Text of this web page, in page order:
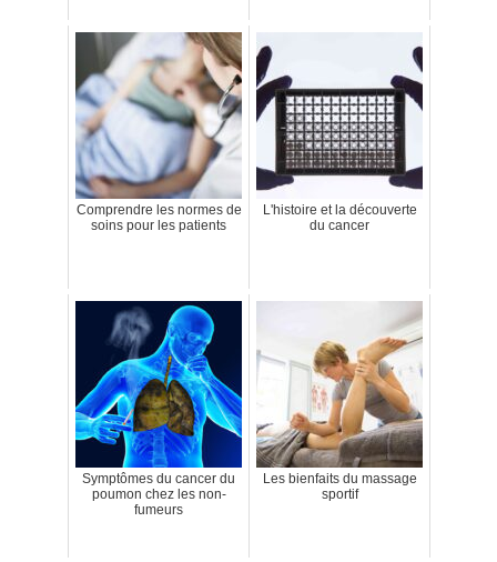
Comprendre les normes de
soins pour les patients
L'histoire et la découverte
du cancer
Symptômes du cancer du
poumon chez les non-
fumeurs
Les bienfaits du massage
sportif